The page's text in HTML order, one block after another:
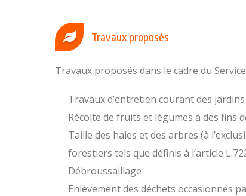
Travaux proposés
Travaux proposés dans le cadre du
Travaux d’entretien courant des
Récolte de fruits et légumes à des fins
Taille des haies et des arbres (à
forestiers tels que définis à l’article
Débroussaillage
Enlèvement des déchets occasionnés